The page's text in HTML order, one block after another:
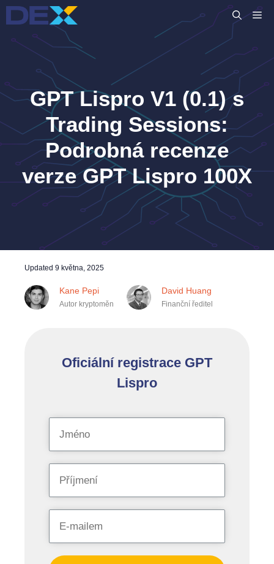
Přeskočit
na
obsah
GPT Lispro V1 (0.1) s
Trading Sessions:
Podrobná recenze
verze GPT Lispro 100X
Updated 9 května, 2025
Kane Pepi
Autor kryptoměn
David Huang
Finanční ředitel
Oficiální registrace GPT
Lispro